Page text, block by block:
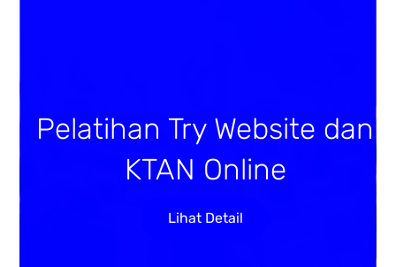
Pelatihan Try Website dan
KTAN Online
Lihat Detail